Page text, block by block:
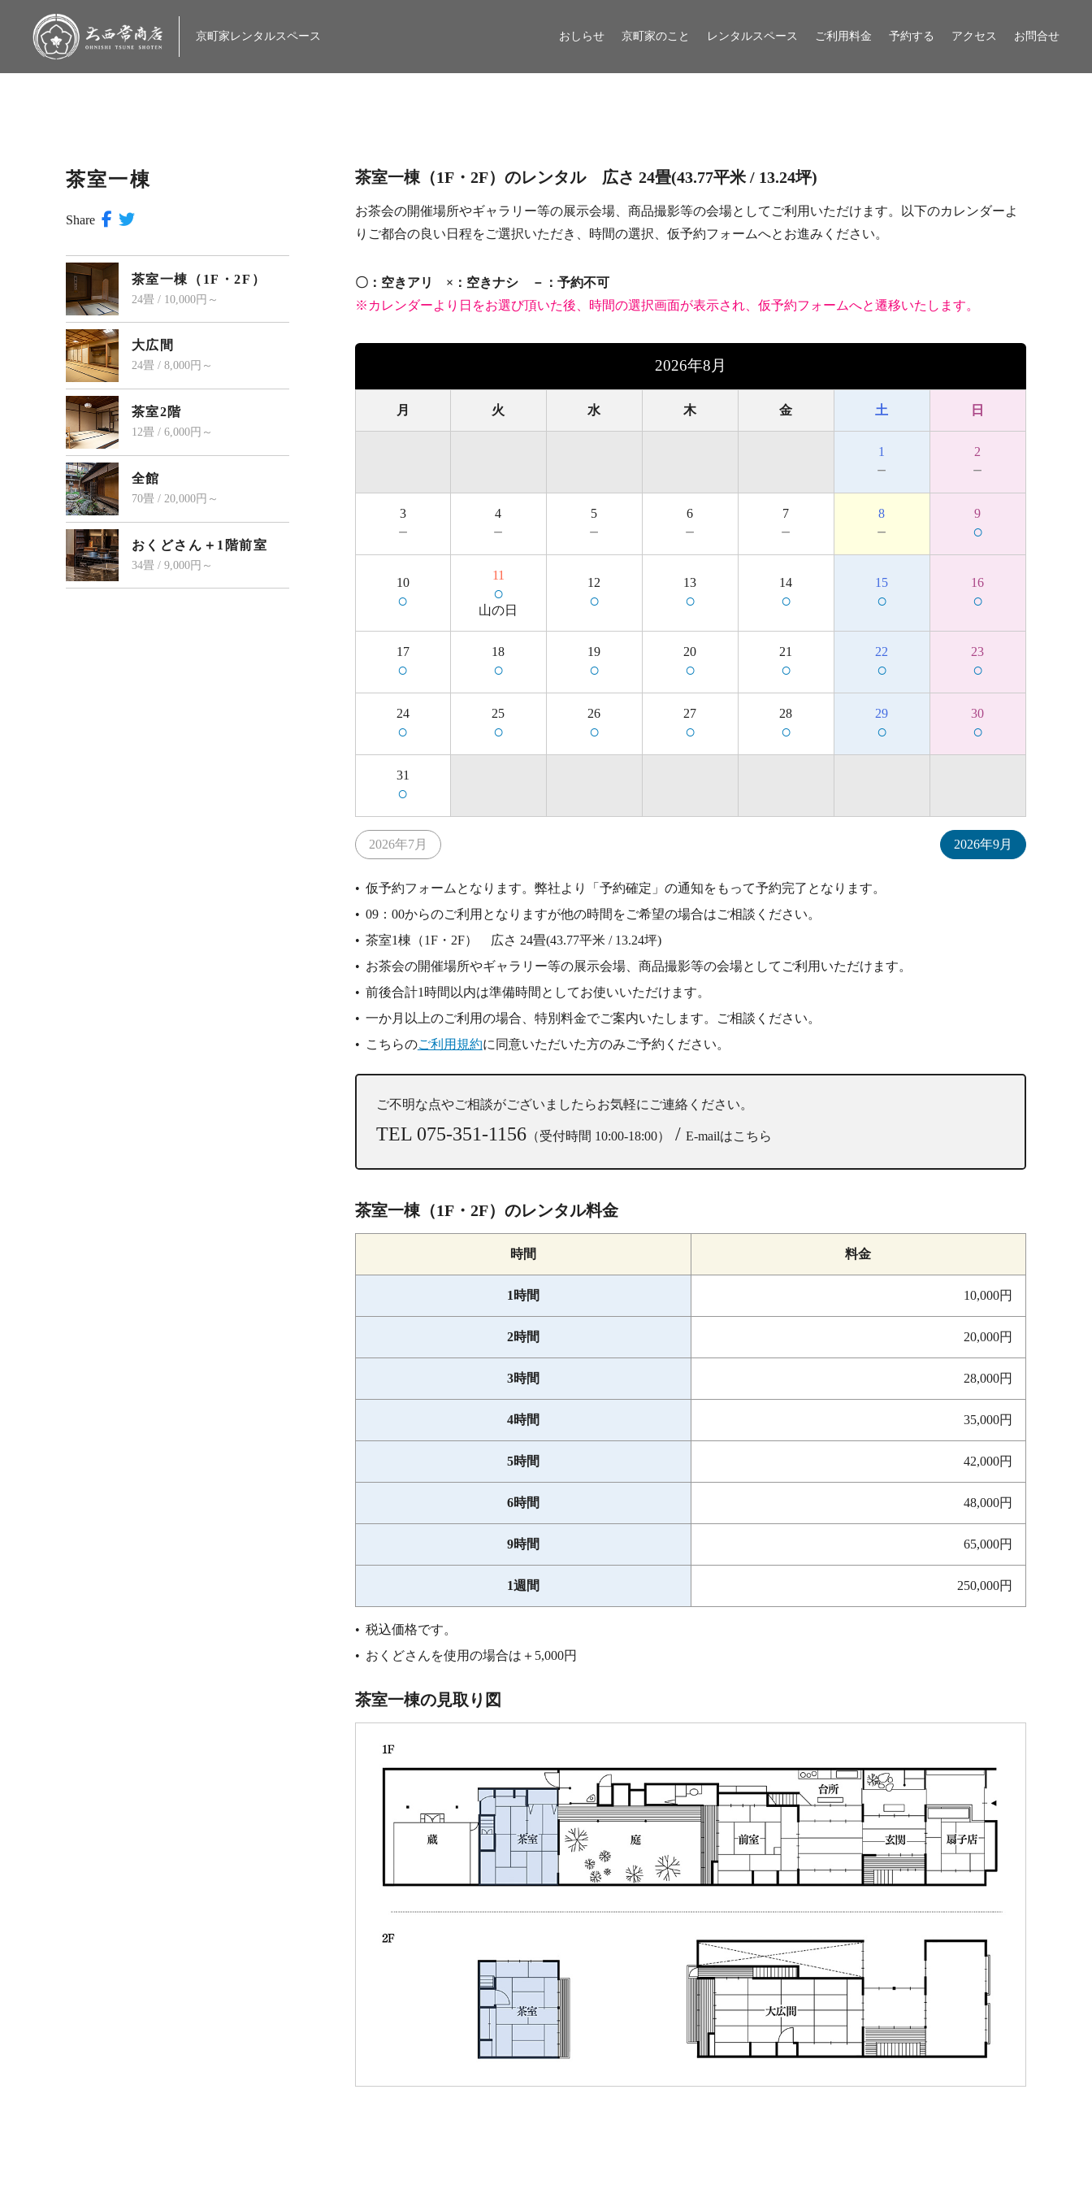
大西常商店京町家レンタルスペース おしらせ 京町家のこと レンタルスペース ご利用料金 予約する アクセス お問合せ
茶室一棟
Share
茶室一棟（1F・2F）
24畳 / 10,000円～
大広間
24畳 / 8,000円～
茶室2階
12畳 / 6,000円～
全館
70畳 / 20,000円～
おくどさん＋1階前室
34畳 / 9,000円～
茶室一棟（1F・2F）のレンタル 広さ 24畳(43.77平米 / 13.24坪)
お茶会の開催場所やギャラリー等の展示会場、商品撮影等の会場としてご利用いただけます。以下のカレンダーよ
りご都合の良い日程をご選択いただき、時間の選択、仮予約フォームへとお進みください。
〇：空きアリ ×：空きナシ －：予約不可
※カレンダーより日をお選び頂いた後、時間の選択画面が表示され、仮予約フォームへと遷移いたします。
2026年8月
月 火 水 木 金 土 日
1
－
2
－
3
－
4
－
5
－
6
－
7
－
8
－
9
○
10
○
11
○
山の日
12
○
13
○
14
○
15
○
16
○
17
○
18
○
19
○
20
○
21
○
22
○
23
○
24
○
25
○
26
○
27
○
28
○
29
○
30
○
31
○
2026年7月 2026年9月
仮予約フォームとなります。弊社より「予約確定」の通知をもって予約完了となります。
09：00からのご利用となりますが他の時間をご希望の場合はご相談ください。
茶室1棟（1F・2F） 広さ 24畳(43.77平米 / 13.24坪)
お茶会の開催場所やギャラリー等の展示会場、商品撮影等の会場としてご利用いただけます。
前後合計1時間以内は準備時間としてお使いいただけます。
一か月以上のご利用の場合、特別料金でご案内いたします。ご相談ください。
こちらのご利用規約に同意いただいた方のみご予約ください。
ご不明な点やご相談がございましたらお気軽にご連絡ください。
TEL 075-351-1156（受付時間 10:00-18:00） / E-mailはこちら
茶室一棟（1F・2F）のレンタル料金
時間 料金
1時間 10,000円
2時間 20,000円
3時間 28,000円
4時間 35,000円
5時間 42,000円
6時間 48,000円
9時間 65,000円
1週間 250,000円
税込価格です。
おくどさんを使用の場合は＋5,000円
茶室一棟の見取り図